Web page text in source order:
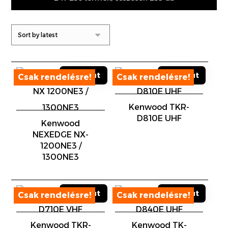
Kenwood
NEXEDGE NX-
1200NE3 /
1300NE3Sold out
Kenwood TKR-
D810E UHF
Kenwood TKR- Kenwood TK-